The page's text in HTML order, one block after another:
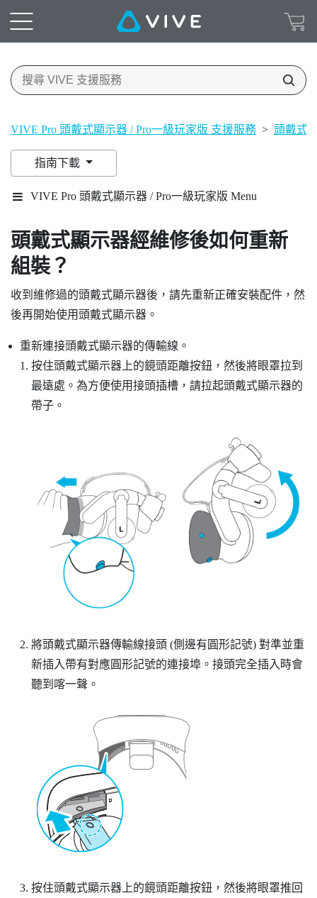
VIVE Pro 頭戴式顯示器 / Pro一級玩家版 支援服務 > 頭戴式
指南下載
VIVE Pro 頭戴式顯示器 / Pro一級玩家版 Menu
頭戴式顯示器經維修後如何重新
組裝？
收到維修過的頭戴式顯示器後，請先重新正確安裝配件，然
後再開始使用頭戴式顯示器。
重新連接頭戴式顯示器的傳輸線。
按住頭戴式顯示器上的鏡頭距離按鈕，然後將眼罩拉到
最遠處。為方便使用接頭插槽，請拉起頭戴式顯示器的
帶子。
將頭戴式顯示器傳輸線接頭 (側邊有圓形記號) 對準並重
新插入帶有對應圓形記號的連接埠。接頭完全插入時會
聽到喀一聲。
按住頭戴式顯示器上的鏡頭距離按鈕，然後將眼罩推回